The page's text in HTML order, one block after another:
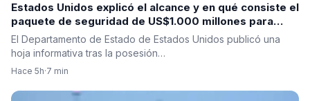
Estados Unidos explicó el alcance y en qué consiste el
paquete de seguridad de US$1.000 millones para
Colombia tras la posesión de Abelardo De La Espriella
El Departamento de Estado de Estados Unidos publicó una
hoja informativa tras la posesión…
Hace 5h·7 min